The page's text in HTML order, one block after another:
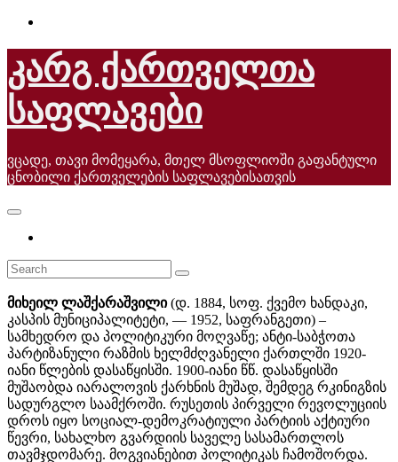
Skip
content
კარგ ქართველთა
საფლავები
ვცადე, თავი მომეყარა, მთელ მსოფლიოში გაფანტული
ცნობილი ქართველების საფლავებისათვის
მიხეილ ლაშქარაშვილი(დ. 1884, სოფ. ქვემო ხანდაკი,
კასპის მუნიციპალიტეტი, — 1952, საფრანგეთი) –
სამხედრო და პოლიტიკური მოღვაწე; ანტი-საბჭოთა
პარტიზანული რაზმის ხელმძღვანელი ქართლში 1920-
იანი წლების დასაწყისში. 1900-იანი წწ. დასაწყისში
მუშაობდა იარალოვის ქარხნის მუშად, შემდეგ რკინიგზის
სადურგლო საამქროში. რუსეთის პირველი რევოლუციის
დროს იყო სოციალ-დემოკრატიული პარტიის აქტიური
წევრი, სახალხო გვარდიის საველე სასამართლოს
თავმჯდომარე. მოგვიანებით პოლიტიკას ჩამოშორდა.